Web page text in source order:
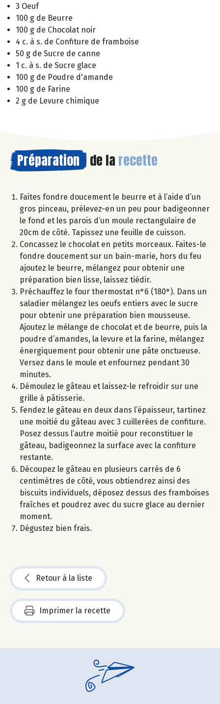
3 Oeuf
100 g de Beurre
100 g de Chocolat noir
4 c. à s. de Confiture de framboise
50 g de Sucre de canne
1 c. à s. de Sucre glace
100 g de Poudre d'amande
100 g de Farine
2 g de Levure chimique
Préparation de la recette
Faites fondre doucement le beurre et à l’aide d’un
gros pinceau, prélevez-en un peu pour badigeonner
le fond et les parois d’un moule rectangulaire de
20cm de côté. Tapissez une feuille de cuisson.
Concassez le chocolat en petits morceaux. Faites-le
fondre doucement sur un bain-marie, hors du feu
ajoutez le beurre, mélangez pour obtenir une
préparation bien lisse, laissez tiédir.
Préchauffez le four thermostat n°6 (180°). Dans un
saladier mélangez les oeufs entiers avec le sucre
pour obtenir une préparation bien mousseuse.
Ajoutez le mélange de chocolat et de beurre, puis la
poudre d’amandes, la levure et la farine, mélangez
énergiquement pour obtenir une pâte onctueuse.
Versez dans le moule et enfournez pendant 30
minutes.
Démoulez le gâteau et laissez-le refroidir sur une
grille à pâtisserie.
Fendez le gâteau en deux dans l’épaisseur, tartinez
une moitié du gâteau avec 3 cuillerées de confiture.
Posez dessus l’autre moitié pour reconstituer le
gâteau, badigeonnez la surface avec la confiture
restante.
Découpez le gâteau en plusieurs carrés de 6
centimètres de côté, vous obtiendrez ainsi des
biscuits individuels, déposez dessus des framboises
fraîches et poudrez avec du sucre glace au dernier
moment.
Dégustez bien frais.
Retour à la liste
Imprimer la recette